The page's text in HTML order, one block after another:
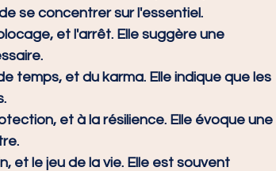
se concentrer sur l'essentiel.
et l'arrêt. Elle suggère une
temps, et du karma. Elle indique que les
et à la résilience. Elle évoque une
et le jeu de la vie. Elle est souvent